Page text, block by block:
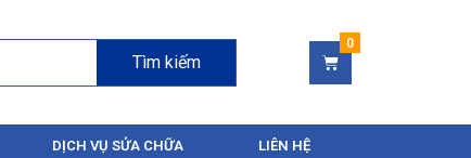
Tìm kiếm
DỊCH VỤ SỬA CHỮA LIÊN HỆ